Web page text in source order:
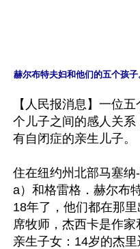
【人民报消息】一位
个儿子之间的感人关
有自闭症的亲生儿子。
住在纽约州北部马塞
a）和格雷格．赫尔布
18年了，他们都在那
席牧师，杰西卡是作
亲生子女：14岁的杰